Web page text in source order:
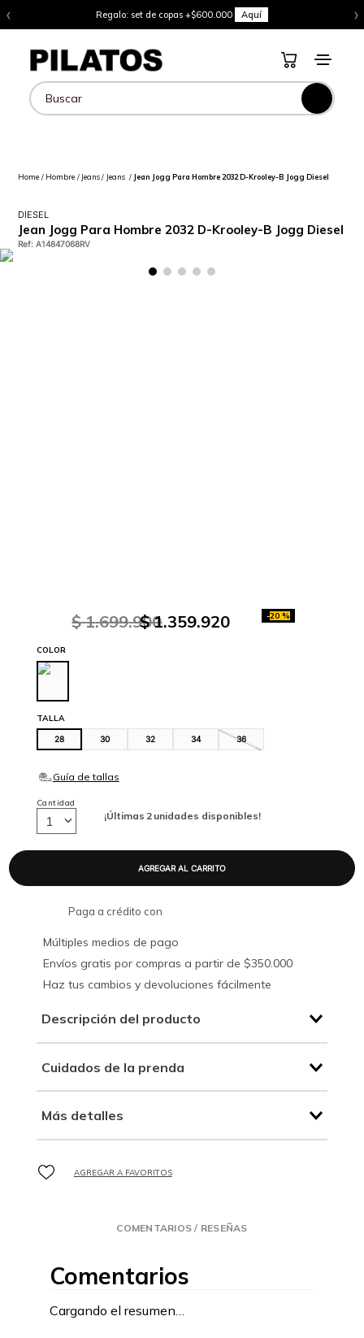
‹ Regalo: set de copas +$600.000 Aquí ›
Buscar
Hombre Jeans Jeans Jean Jogg Para Hombre 2032 D-Krooley-B Jogg Diesel
DIESEL
Jean Jogg Para Hombre 2032 D-Krooley-B Jogg Diesel
Ref:A14847068RV
$ 1.699.900
$ 1.359.920 -20 %
TALLA
28 30 32 34 36
COLOR
¡Últimas 2 unidades disponibles!
Cantidad
1
Paga a crédito con
Múltiples medios de pago
Envíos gratis por compras a partir de $350.000
Haz tus cambios y devoluciones fácilmente
Descripción del producto
Cuidados de la prenda
Más detalles
COMENTARIOS / RESEÑAS
Comentarios
Cargando el resumen…